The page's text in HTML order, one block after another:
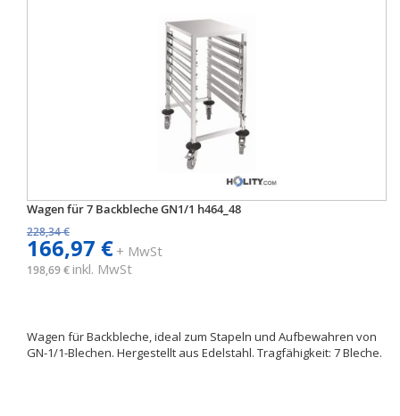
Wagen für 7 Backbleche GN1/1 h464_48
228,34 €
166,97 €+ MwSt
198,69 € inkl. MwSt
Wagen für Backbleche, ideal zum Stapeln und Aufbewahren von
GN-1/1-Blechen. Hergestellt aus Edelstahl. Tragfähigkeit: 7 Bleche.